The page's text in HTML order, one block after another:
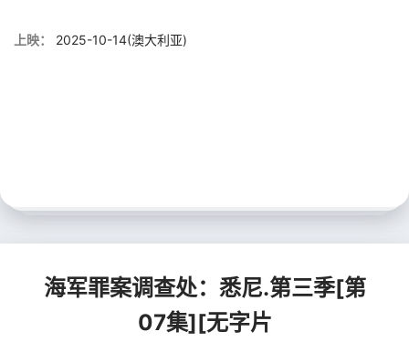
上映： 2025-10-14(澳大利亚)
海军罪案调查处：悉尼.第三季[第
07集][无字片